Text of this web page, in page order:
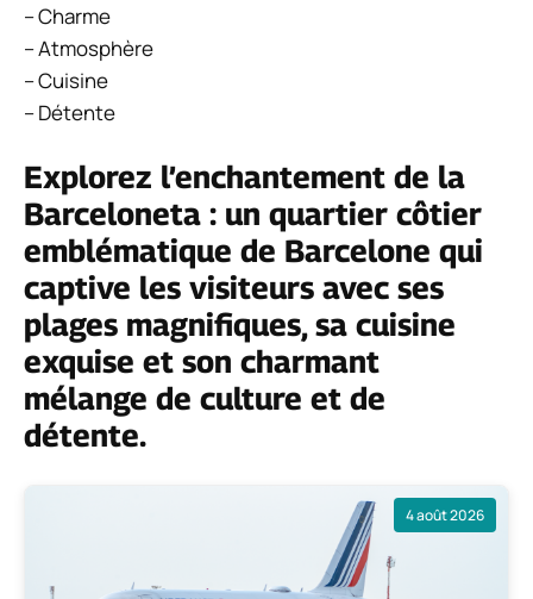
– Charme
– Atmosphère
– Cuisine
– Détente
Explorez l’enchantement de la
Barceloneta : un quartier côtier
emblématique de Barcelone qui
captive les visiteurs avec ses
plages magnifiques, sa cuisine
exquise et son charmant
mélange de culture et de
détente.
4 août 2026